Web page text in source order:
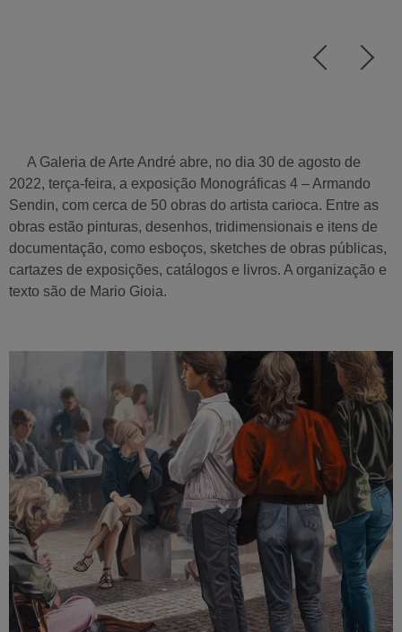
A Galeria de Arte André abre, no dia 30 de agosto de
2022, terça-feira, a exposição Monográficas 4 – Armando
Sendin, com cerca de 50 obras do artista carioca. Entre as
obras estão pinturas, desenhos, tridimensionais e itens de
documentação, como esboços, sketches de obras públicas,
cartazes de exposições, catálogos e livros. A organização e
texto são de Mario Gioia.